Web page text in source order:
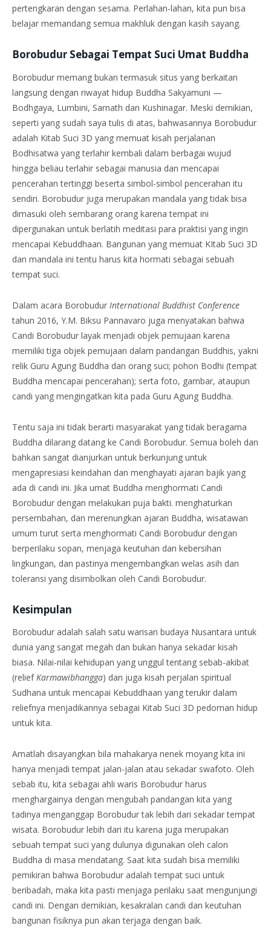
pertengkaran dengan sesama. Perlahan-lahan, kita pun bisa
belajar memandang semua makhluk dengan kasih sayang.
Borobudur Sebagai Tempat Suci Umat Buddha
Borobudur memang bukan termasuk situs yang berkaitan
langsung dengan riwayat hidup Buddha Sakyamuni —
Bodhgaya, Lumbini, Sarnath dan Kushinagar. Meski demikian,
seperti yang sudah saya tulis di atas, bahwasannya Borobudur
adalah Kitab Suci 3D yang memuat kisah perjalanan
Bodhisatwa yang terlahir kembali dalam berbagai wujud
hingga beliau terlahir sebagai manusia dan mencapai
pencerahan tertinggi beserta simbol-simbol pencerahan itu
sendiri. Borobudur juga merupakan mandala yang tidak bisa
dimasuki oleh sembarang orang karena tempat ini
dipergunakan untuk berlatih meditasi para praktisi yang ingin
mencapai Kebuddhaan. Bangunan yang memuat KItab Suci 3D
dan mandala ini tentu harus kita hormati sebagai sebuah
tempat suci.
Dalam acara Borobudur International Buddhist Conference
tahun 2016, Y.M. Biksu Pannavaro juga menyatakan bahwa
Candi Borobudur layak menjadi objek pemujaan karena
memiliki tiga objek pemujaan dalam pandangan Buddhis, yakni
relik Guru Agung Buddha dan orang suci; pohon Bodhi (tempat
Buddha mencapai pencerahan); serta foto, gambar, ataupun
candi yang mengingatkan kita pada Guru Agung Buddha.
Tentu saja ini tidak berarti masyarakat yang tidak beragama
Buddha dilarang datang ke Candi Borobudur. Semua boleh dan
bahkan sangat dianjurkan untuk berkunjung untuk
mengapresiasi keindahan dan menghayati ajaran bajik yang
ada di candi ini. Jika umat Buddha menghormati Candi
Borobudur dengan melakukan puja bakti. menghaturkan
persembahan, dan merenungkan ajaran Buddha, wisatawan
umum turut serta menghormati Candi Borobudur dengan
berperilaku sopan, menjaga keutuhan dan kebersihan
lingkungan, dan pastinya mengembangkan welas asih dan
toleransi yang disimbolkan oleh Candi Borobudur.
Kesimpulan
Borobudur adalah salah satu warisan budaya Nusantara untuk
dunia yang sangat megah dan bukan hanya sekadar kisah
biasa. Nilai-nilai kehidupan yang unggul tentang sebab-akibat
(reliefKarmawibhangga) dan juga kisah perjalan spiritual
Sudhana untuk mencapai Kebuddhaan yang terukir dalam
reliefnya menjadikannya sebagai Kitab Suci 3D pedoman hidup
untuk kita.
Amatlah disayangkan bila mahakarya nenek moyang kita ini
hanya menjadi tempat jalan-jalan atau sekadar swafoto. Oleh
sebab itu, kita sebagai ahli waris Borobudur harus
menghargainya dengan mengubah pandangan kita yang
tadinya menganggap Borobudur tak lebih dari sekadar tempat
wisata. Borobudur lebih dari itu karena juga merupakan
sebuah tempat suci yang dulunya digunakan oleh calon
Buddha di masa mendatang. Saat kita sudah bisa memiliki
pemikiran bahwa Borobudur adalah tempat suci untuk
beribadah, maka kita pasti menjaga perilaku saat mengunjungi
candi ini. Dengan demikian, kesakralan candi dan keutuhan
bangunan fisiknya pun akan terjaga dengan baik.